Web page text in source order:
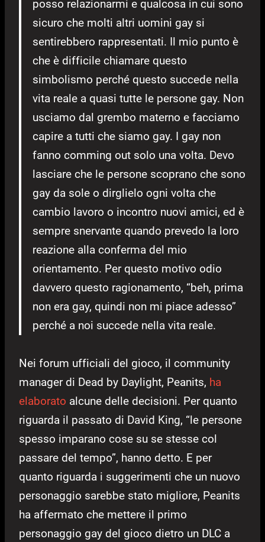
posso relazionarmi e qualcosa in cui sono
sicuro che molti altri uomini gay si
sentirebbero rappresentati. Il mio punto è
che è difficile chiamare questo
simbolismo perché questo succede nella
vita reale a quasi tutte le persone gay. Non
usciamo dal grembo materno e facciamo
capire a tutti che siamo gay. I gay non
fanno comming out solo una volta. Devo
lasciare che le persone scoprano che sono
gay da sole o dirglielo ogni volta che
cambio lavoro o incontro nuovi amici, ed è
sempre snervante quando prevedo la loro
reazione alla conferma del mio
orientamento. Per questo motivo odio
davvero questo ragionamento, “beh, prima
non era gay, quindi non mi piace adesso”
perché a noi succede nella vita reale.
Nei forum ufficiali del gioco, il community
manager di Dead by Daylight, Peanits, ha
elaborato alcune delle decisioni. Per quanto
riguarda il passato di David King, “le persone
spesso imparano cose su se stesse col
passare del tempo”, hanno detto. E per
quanto riguarda i suggerimenti che un nuovo
personaggio sarebbe stato migliore, Peanits
ha affermato che mettere il primo
personaggio gay del gioco dietro un DLC a